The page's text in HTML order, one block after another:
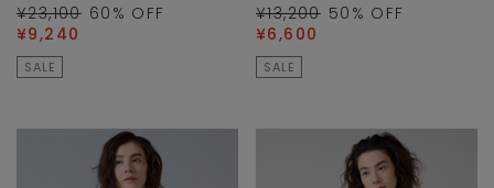
¥23,100 60 % OFF
¥9,240
SALE
¥13,200 50 % OFF
¥6,600
SALE